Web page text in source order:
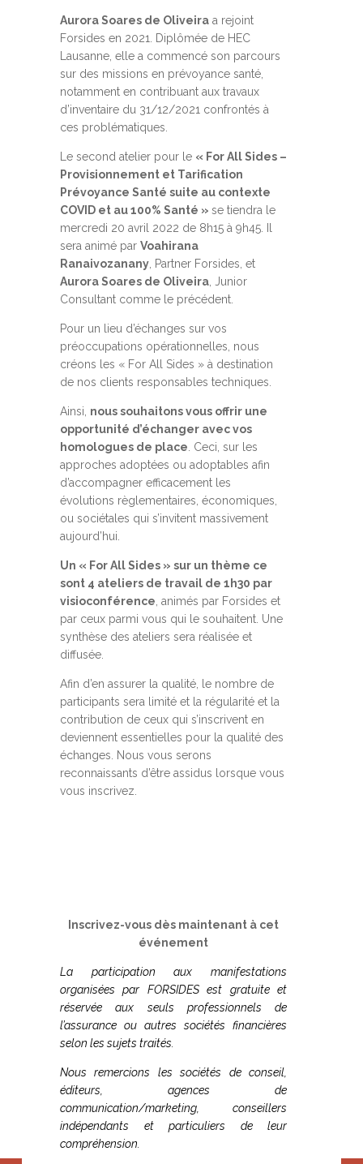
Aurora Soares de Oliveira a rejoint
Forsides en 2021. Diplômée de HEC
Lausanne, elle a commencé son parcours
sur des missions en prévoyance santé,
notamment en contribuant aux travaux
d’inventaire du 31/12/2021 confrontés à
ces problématiques.
Le second atelier pour le « For All Sides –
Provisionnement et Tarification
Prévoyance Santé suite au contexte
COVID et au 100% Santé » se tiendra le
mercredi 20 avril 2022 de 8h15 à 9h45. Il
sera animé par Voahirana
Ranaivozanany, Partner Forsides, et
Aurora Soares de Oliveira, Junior
Consultant comme le précédent.
Pour un lieu d’échanges sur vos
préoccupations opérationnelles, nous
créons les « For All Sides » à destination
de nos clients responsables techniques.
Ainsi, nous souhaitons vous offrir une
opportunité d’échanger avec vos
homologues de place. Ceci, sur les
approches adoptées ou adoptables afin
d’accompagner efficacement les
évolutions règlementaires, économiques,
ou sociétales qui s’invitent massivement
aujourd’hui.
Un « For All Sides » sur un thème ce
sont 4 ateliers de travail de 1h30 par
visioconférence, animés par Forsides et
par ceux parmi vous qui le souhaitent. Une
synthèse des ateliers sera réalisée et
diffusée.
Afin d’en assurer la qualité, le nombre de
participants sera limité et la régularité et la
contribution de ceux qui s’inscrivent en
deviennent essentielles pour la qualité des
échanges. Nous vous serons
reconnaissants d’être assidus lorsque vous
vous inscrivez.
Inscrivez-vous dès maintenant à cet
événement
La participation aux manifestations
organisées par FORSIDES est gratuite et
réservée aux seuls professionnels de
l’assurance ou autres sociétés financières
selon les sujets traités.
Nous remercions les sociétés de conseil,
éditeurs, agences de
communication/marketing, conseillers
indépendants et particuliers de leur
compréhension.